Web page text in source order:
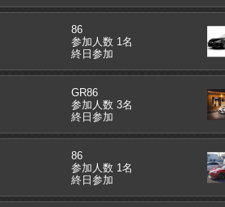
86
参加人数 1名
終日参加
GR86
参加人数 3名
終日参加
86
参加人数 1名
終日参加